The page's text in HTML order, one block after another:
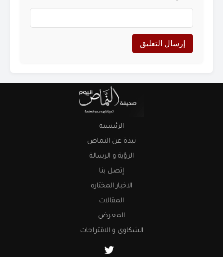
الرئيسية
نبذة عن النماص
الرؤية و الرسالة
إتصل بنا
الاخبار المختاره
المقالات
المعرض
الشكاوى و الاقتراحات